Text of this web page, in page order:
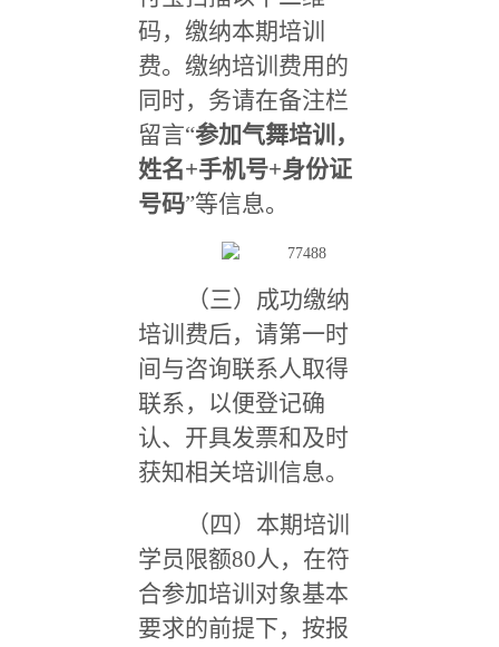
码，缴纳本期培训
费。缴纳培训费用的
同时，务请在备注栏
留言“参加气舞培训，
姓名+手机号+身份证
号码”等信息。
（三）成功缴纳
培训费后，请第一时
间与咨询联系人取得
联系，以便登记确
认、开具发票和及时
获知相关培训信息。
（四）本期培训
学员限额80人，在符
合参加培训对象基本
要求的前提下，按报